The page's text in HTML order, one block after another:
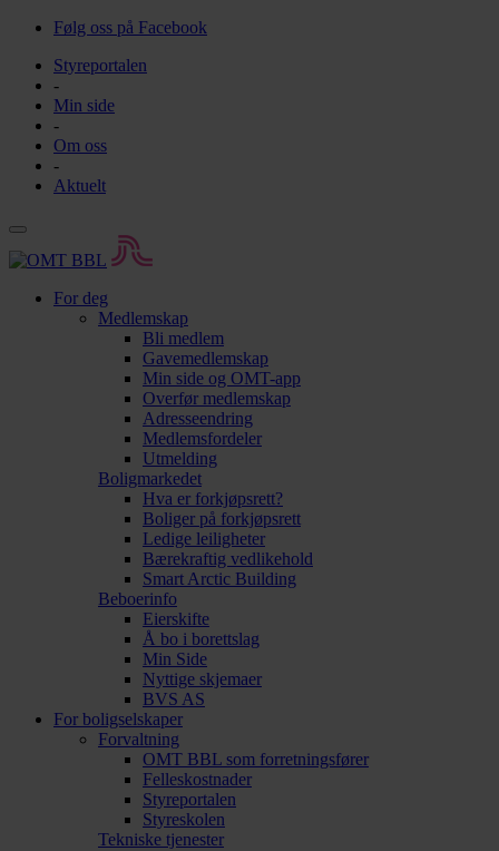
Følg oss på Facebook
Styreportalen
-
Min side
-
Om oss
-
Aktuelt
For deg
Medlemskap
Bli medlem
Gavemedlemskap
Min side og OMT-app
Overfør medlemskap
Adresseendring
Medlemsfordeler
Utmelding
Boligmarkedet
Hva er forkjøpsrett?
Boliger på forkjøpsrett
Ledige leiligheter
Bærekraftig vedlikehold
Smart Arctic Building
Beboerinfo
Eierskifte
Å bo i borettslag
Min Side
Nyttige skjemaer
BVS AS
For boligselskaper
Forvaltning
OMT BBL som forretningsfører
Felleskostnader
Styreportalen
Styreskolen
Tekniske tjenester